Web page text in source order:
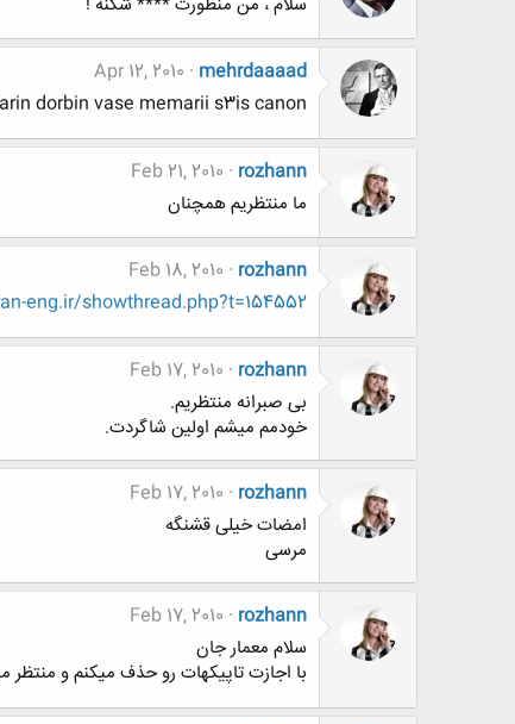
mehrdaaaad
Apr 12, 2010
dorbin vase memarii s3is canon
rozhann
Feb 21, 2010
ما منتظریم همچنان
rozhann
Feb 18, 2010
eng.ir/showthread.php?t=154552
rozhann
Feb 17, 2010
بی صبرانه منتظریم.
خودمم میشم اولین شاگردت.
rozhann
Feb 17, 2010
امضات خیلی قشنگه
مرسی
rozhann
Feb 17, 2010
سلام معمار جان
با اجازت تاپیکهات رو حذف میکنم و